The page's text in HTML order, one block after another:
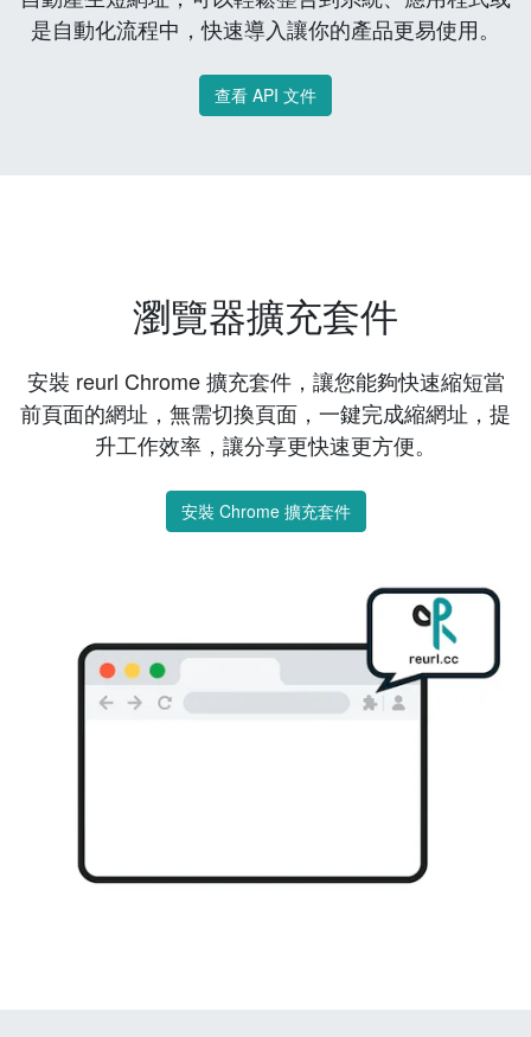
是自動化流程中，快速導入讓你的產品更易使用。
查看 API 文件
瀏覽器擴充套件
安裝 reurl Chrome 擴充套件，讓您能夠快速縮短當
前頁面的網址，無需切換頁面，一鍵完成縮網址，提
升工作效率，讓分享更快速更方便。
安裝 Chrome 擴充套件